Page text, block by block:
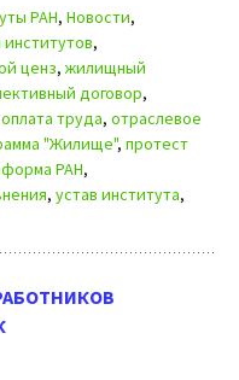
РАН, Новости,
,
ценз, жилищный
договор,
оплата труда, отраслевое
"Жилище", протест
РАН,
, устав института,